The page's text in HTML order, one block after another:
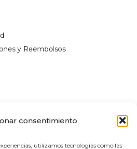
consentimiento
utilizamos tecnologías como las
y Reembolsos